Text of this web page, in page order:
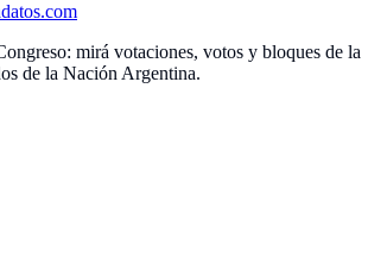
mirá votaciones, votos y bloques de la
de la Nación Argentina.